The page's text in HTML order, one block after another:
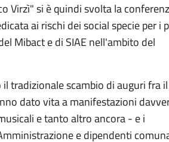
Virzì" si è quindi svolta la
ai rischi dei social specie per i
Mibact e di SIAE nell'ambito del
tradizionale scambio di auguri fra il
dato vita a manifestazioni
e tanto altro ancora - e i
e dipendenti